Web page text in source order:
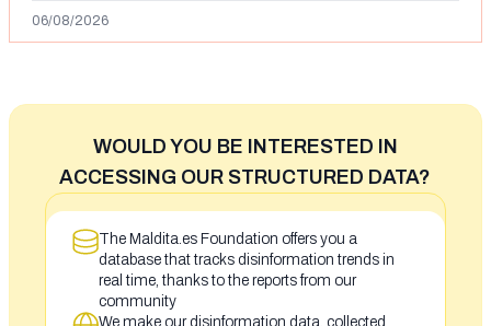
06/08/2026
WOULD YOU BE INTERESTED IN
ACCESSING OUR STRUCTURED DATA?
The Maldita.es Foundation offers you a
database that tracks disinformation trends in
real time, thanks to the reports from our
community
We make our disinformation data, collected